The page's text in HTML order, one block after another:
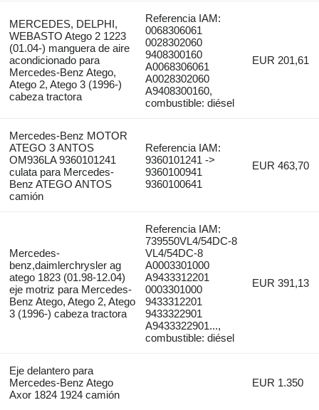
MERCEDES, DELPHI,
WEBASTO Atego 2 1223
(01.04-) manguera de aire
acondicionado para
Mercedes-Benz Atego,
Atego 2, Atego 3 (1996-)
cabeza tractora
Referencia IAM:
0068306061
0028302060
9408300160
A0068306061
A0028302060
A9408300160,
combustible: diésel
EUR 201,61
Mercedes-Benz MOTOR
ATEGO 3 ANTOS
OM936LA 9360101241
culata para Mercedes-
Benz ATEGO ANTOS
camión
Referencia IAM:
9360101241 ->
9360100941
9360100641
EUR 463,70
Mercedes-
benz,daimlerchrysler ag
atego 1823 (01.98-12.04)
eje motriz para Mercedes-
Benz Atego, Atego 2, Atego
3 (1996-) cabeza tractora
Referencia IAM:
739550VL4/54DC-8
VL4/54DC-8
A0003301000
A9433312201
0003301000
9433312201
9433322901
A9433322901...,
combustible: diésel
EUR 391,13
Eje delantero para
Mercedes-Benz Atego
Axor 1824 1924 camión
EUR 1.350